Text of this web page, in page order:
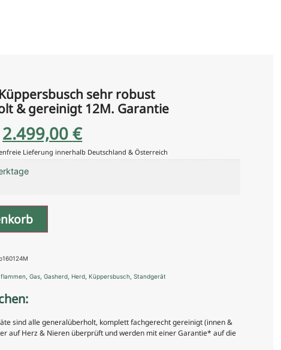
sehr robust
& gereinigt 12M. Garantie
2.499,00€
Lieferung innerhalb Deutschland & Österreich
,Gas ,Gasherd ,Herd ,Küppersbusch ,Standgerät
sind alle generalüberholt, komplett fachgerecht gereinigt (innen &
auf Herz & Nieren überprüft und werden mit einer Garantie* auf die